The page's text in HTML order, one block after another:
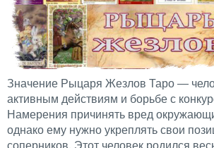
Значение Рыцаря Жезлов Таро —
активным действиям и борьбе с
Намерения причинять вред
однако ему нужно укреплять свои
соперников. Этот человек родился